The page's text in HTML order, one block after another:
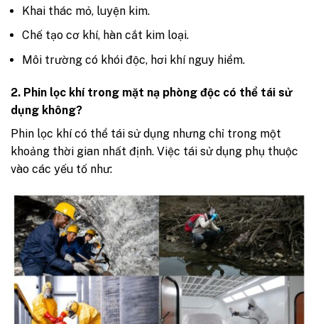
Khai thác mỏ, luyện kim.
Chế tạo cơ khí, hàn cắt kim loại.
Môi trường có khói độc, hơi khí nguy hiểm.
2. Phin lọc khí trong mặt nạ phòng độc có thể tái sử
dụng không?
Phin lọc khí có thể tái sử dụng nhưng chỉ trong một
khoảng thời gian nhất định. Việc tái sử dụng phụ thuộc
vào các yếu tố như: